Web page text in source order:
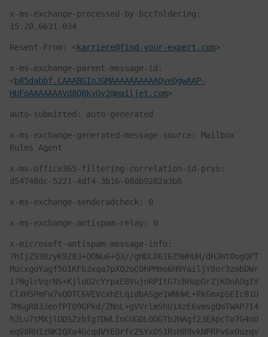
x-ms-exchange-processed-by-bccfoldering:
15.20.6631.034
Resent-From: <karriere@find-your-expert.com>
x-ms-exchange-parent-message-id:
<b85dabbf.CAAABGInJGMAAAAAAAAAAQveDgwAAP-
HUFoAAAAAAAVd8QBkyOy2@mailjet.com>
auto-submitted: auto-generated
x-ms-exchange-generated-message-source: Mailbox
Rules Agent
x-ms-office365-filtering-correlation-id-prvs:
d54748dc-5221-4df4-3b16-08db9282a3b8
x-ms-exchange-senderadcheck: 0
x-ms-exchange-antispam-relay: 0
x-microsoft-antispam-message-info:
7hIjZ93BzyK9Z83+QONu6+Q3//gHDLD616Z9WHUH/dHJHt0ogQPT
MucxgoYagf5OIKF63xqa7pXQ2oCOhPMmo6H9YailjY8or3zmbDWr
i7NglcVqrNS+KjluO2cYrpxE8VujnRPItG7cBHapOrZjKOnAOgIV
ClXH5PmFw7vQOTC6VEVcxhELqidbASge1WNHWL+RkGmxpSEIcB1U
7M6gR83JeofPT09GPkd/ZNnL+gVVrlmShU1XzE6vmsgQmTWAP7I4
hJLu7tMXjlDDSZzbfg7DWLInCUGDLOOGTb2HAgf23EApcTo7G4nO
eqV8RH1zNKIQXa4GcqdVYEOrfcZSYx0S1RsH89vkNPRPv6xOuzqv